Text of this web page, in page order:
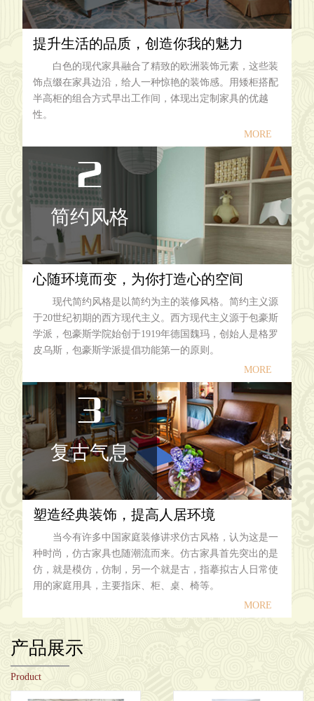
提升生活的品质，创造你我的魅力
白色的现代家具融合了精致的欧洲装饰元素，这些装
饰点缀在家具边沿，给人一种惊艳的装饰感。用矮柜搭配
半高柜的组合方式早出工作间，体现出定制家具的优越
性。
MORE
2
简约风格
心随环境而变，为你打造心的空间
现代简约风格是以简约为主的装修风格。简约主义源
于20世纪初期的西方现代主义。西方现代主义源于包豪斯
学派，包豪斯学院始创于1919年德国魏玛，创始人是格罗
皮乌斯，包豪斯学派提倡功能第一的原则。
MORE
3
复古气息
塑造经典装饰，提高人居环境
当今有许多中国家庭装修讲求仿古风格，认为这是一
种时尚，仿古家具也随潮流而来。仿古家具首先突出的是
仿，就是模仿，仿制，另一个就是古，指摹拟古人日常使
用的家庭用具，主要指床、柜、桌、椅等。
MORE
产品展示
Product